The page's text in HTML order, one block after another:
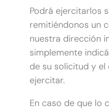
Podrá ejercitarlos
remitiéndonos un
nuestra dirección
simplemente
de su solicitud y
ejercitar.
En caso de que lo